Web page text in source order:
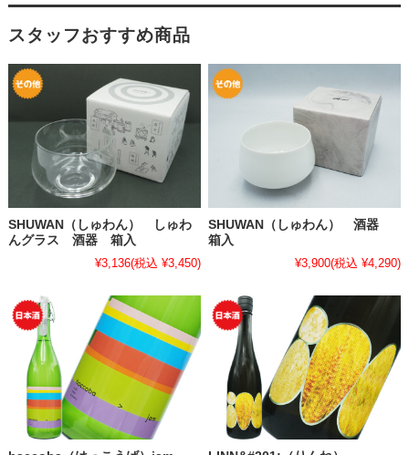
スタッフおすすめ商品
SHUWAN（しゅわん） しゅわ
んグラス 酒器 箱入
¥3,136(税込 ¥3,450)
SHUWAN（しゅわん） 酒器
箱入
¥3,900(税込 ¥4,290)